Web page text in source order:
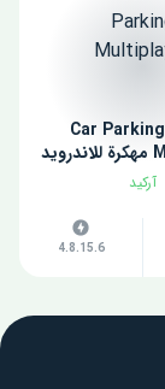
تحميل Car Parking
Multiplayer مهكرة للاندرويد
اخر اصدار
آركيد
4.8.15.6